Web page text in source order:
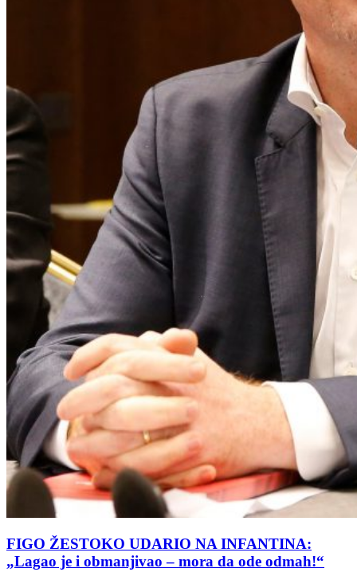
FIGO ŽESTOKO UDARIO NA INFANTINA:
„Lagao je i obmanjivao – mora da ode odmah!“